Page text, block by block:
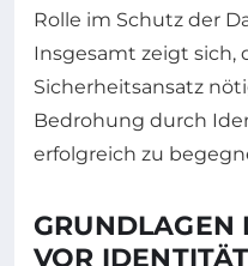
Rolle im Schutz der
Insgesamt zeigt sich,
Sicherheitsansatz
Bedrohung durch
erfolgreich zu
GRUNDLAGEN
VOR